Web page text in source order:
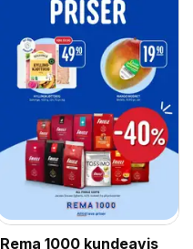
Rema 1000 kundeavis